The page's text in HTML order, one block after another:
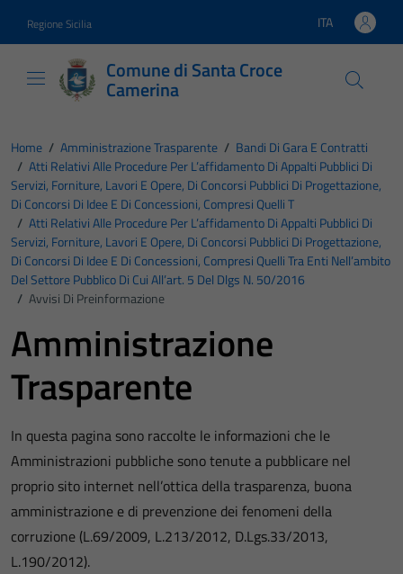
Regione Sicilia Lingua attiva:
ITA
Comune di Santa Croce
Camerina
Home / Amministrazione Trasparente / Bandi Di Gara E Contratti
/ Atti Relativi Alle Procedure Per L’affidamento Di Appalti Pubblici Di
Servizi, Forniture, Lavori E Opere, Di Concorsi Pubblici Di Progettazione,
Di Concorsi Di Idee E Di Concessioni, Compresi Quelli T
/ Atti Relativi Alle Procedure Per L’affidamento Di Appalti Pubblici Di
Servizi, Forniture, Lavori E Opere, Di Concorsi Pubblici Di Progettazione,
Di Concorsi Di Idee E Di Concessioni, Compresi Quelli Tra Enti Nell’ambito
Del Settore Pubblico Di Cui All’art. 5 Del Dlgs N. 50/2016
/ Avvisi Di Preinformazione
Amministrazione
Trasparente
In questa pagina sono raccolte le informazioni che le
Amministrazioni pubbliche sono tenute a pubblicare nel
proprio sito internet nell’ottica della trasparenza, buona
amministrazione e di prevenzione dei fenomeni della
corruzione (L.69/2009, L.213/2012, D.Lgs.33/2013,
L.190/2012).